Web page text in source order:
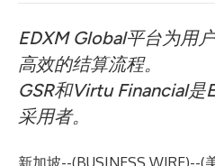
EDXM Global平台为用
高效的结算流程。
GSR和Virtu Financial是
采用者。
新加坡--(BUSINESS WIRE)--(